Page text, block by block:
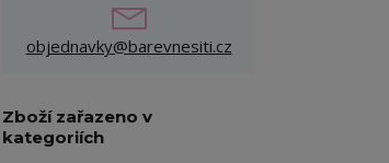
objednavky@barevnesiti.cz
Zboží zařazeno v
kategoriích